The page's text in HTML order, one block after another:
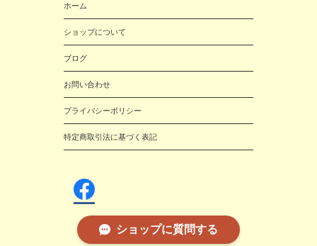
ホーム
ショップについて
ブログ
お問い合わせ
プライバシーポリシー
特定商取引法に基づく表記
雑貨wilko© 2016
ショップに質問する